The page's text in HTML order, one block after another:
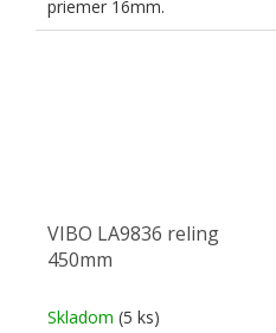
priemer 16mm.
VIBO LA9836 reling
450mm
Skladom (5 ks)